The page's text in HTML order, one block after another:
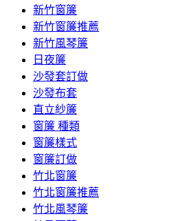
新竹窗簾
新竹窗簾推薦
新竹風琴簾
日夜簾
沙發套訂做
沙發布套
直立紗簾
窗簾 種類
窗簾樣式
窗簾訂做
竹北窗簾
竹北窗簾推薦
竹北風琴簾